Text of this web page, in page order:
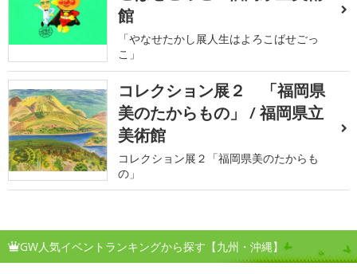
館
「やなせたかし展人生はよろこばせごっ
こ」
コレクション展２ 「福岡県
美のたからもの」 / 福岡県立
美術館
コレクション展２「福岡県美のたからも
の」
GW人気イベントランキングから探す【九州・沖縄】